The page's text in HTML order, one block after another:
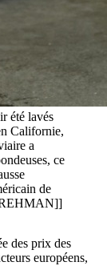
été lavés
Californie,
a
ce
de
des prix des
européens,